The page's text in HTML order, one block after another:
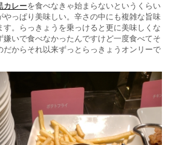
カレーを食べなきゃ始まらないというくらい
やっぱり美味しい。辛さの中にも複雑な旨味
す。らっきょうを乗っけると更に美味しくな
嫌いで食べなかったんですけど一度食べてそ
からそれ以来ずっとらっきょうオンリーで